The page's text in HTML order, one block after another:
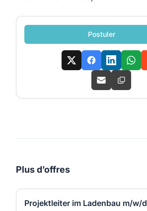
Postuler
Plus d’offres
Projektleiter im Ladenbau m/w/d